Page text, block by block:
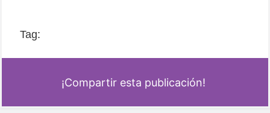
Tag:
¡Compartir esta publicación!